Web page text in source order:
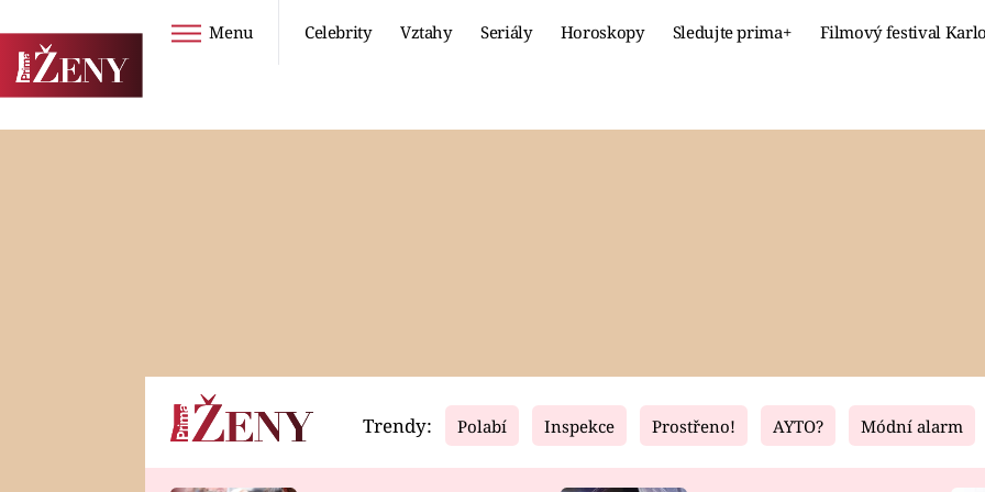
Menu Celebrity Vztahy Seriály Horoskopy Sledujte prima+ Filmový festival
Horoskopy Video Fresh Living
Trendy: Polabí Inspekce Prostřeno! AYTO? Módní alarm